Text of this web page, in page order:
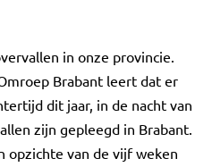
in onze provincie.
Brabant leert dat er
dit jaar, in de nacht van
zijn gepleegd in Brabant.
opzichte van de vijf weken